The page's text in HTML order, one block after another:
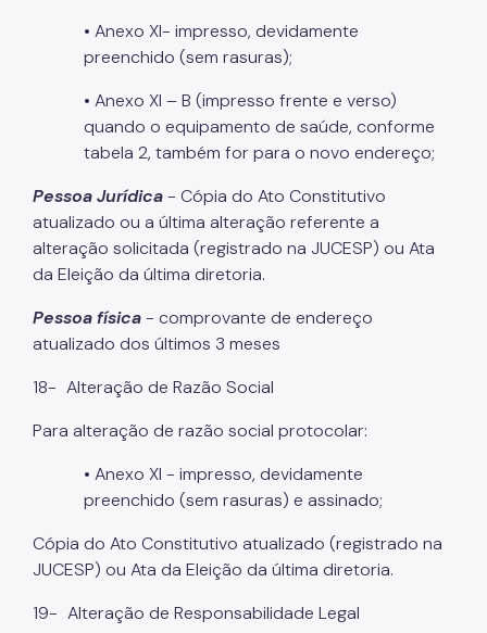
• Anexo XI- impresso, devidamente
preenchido (sem rasuras);
• Anexo XI – B (impresso frente e verso)
quando o equipamento de saúde, conforme
tabela 2, também for para o novo endereço;
Pessoa Jurídica- Cópia do Ato Constitutivo
atualizado ou a última alteração referente a
alteração solicitada (registrado na JUCESP) ou Ata
da Eleição da última diretoria.
Pessoa física- comprovante de endereço
atualizado dos últimos 3 meses
18- Alteração de Razão Social
Para alteração de razão social protocolar:
• Anexo XI - impresso, devidamente
preenchido (sem rasuras) e assinado;
Cópia do Ato Constitutivo atualizado (registrado na
JUCESP) ou Ata da Eleição da última diretoria.
19- Alteração de Responsabilidade Legal